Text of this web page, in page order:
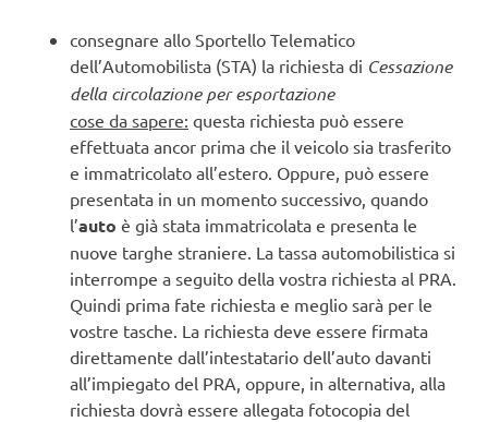
consegnare allo Sportello Telematico
dell’Automobilista (STA) la richiesta di Cessazione
della circolazione per esportazione
cose da sapere: questa richiesta può essere
effettuata ancor prima che il veicolo sia trasferito
e immatricolato all’estero. Oppure, può essere
presentata in un momento successivo, quando
l’auto è già stata immatricolata e presenta le
nuove targhe straniere. La tassa automobilistica si
interrompe a seguito della vostra richiesta al PRA.
Quindi prima fate richiesta e meglio sarà per le
vostre tasche. La richiesta deve essere firmata
direttamente dall’intestatario dell’auto davanti
all’impiegato del PRA, oppure, in alternativa, alla
richiesta dovrà essere allegata fotocopia del